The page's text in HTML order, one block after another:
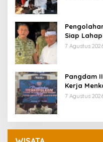
Siap
Jawa
7 Agustus
Pangdam
Kerja
Pemerintah
7 Agustus